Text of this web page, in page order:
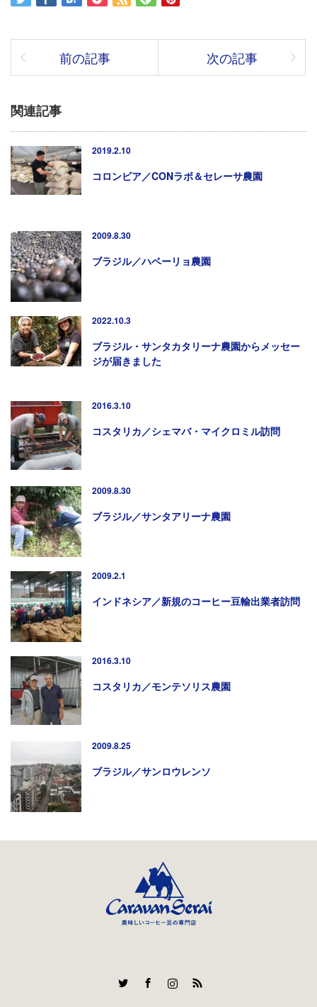
前の記事 次の記事
関連記事
2019.2.10
コロンビア／CONラボ＆セレーサ農園
2009.8.30
ブラジル／ハベーリョ農園
2022.10.3
ブラジル・サンタカタリーナ農園からメッセー
ジが届きました
2016.3.10
コスタリカ／シェマバ・マイクロミル訪問
2009.8.30
ブラジル／サンタアリーナ農園
2009.2.1
インドネシア／新規のコーヒー豆輸出業者訪問
2016.3.10
コスタリカ／モンテソリス農園
2009.8.25
ブラジル／サンロウレンソ
Instagram
RSS